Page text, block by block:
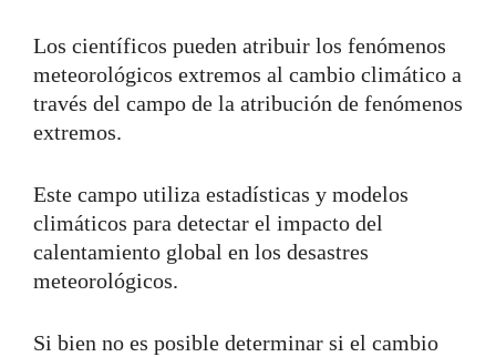
Los científicos pueden atribuir los fenómenos
meteorológicos extremos al cambio climático a
través del campo de la atribución de fenómenos
extremos.
Este campo utiliza estadísticas y modelos
climáticos para detectar el impacto del
calentamiento global en los desastres
meteorológicos.
Si bien no es posible determinar si el cambio